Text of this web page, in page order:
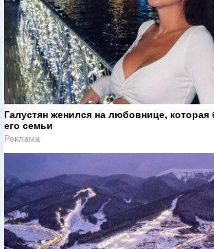
Галустян женился на любовнице,
его семьи
Реклама